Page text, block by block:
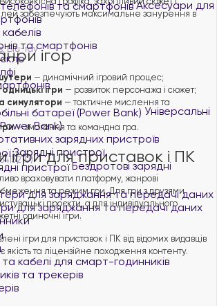
Аксесуари для
та смартфонів
Універсальні
Bank)
зарядних пристроїв
Зарядні пристрої
Бездротові зарядні
для заряджання та передачі даних
кабелі для смарт-годинників
та трекерів
забезпечують максимальне занурення в
ігор
— динамічний ігровий процес;
ігри — розвиток персонажа і сюжет;
симулятори — тактичне мислення та
— змагання та командна гра.
ігри для приставок і ПК
враховувати платформу, жанрові
та режим гри. Для гри з друзями
проєкти, а для індивідуального
одиночні ігри.
ігри для приставок і ПК від відомих видавців
якість та ліцензійне походження контенту.